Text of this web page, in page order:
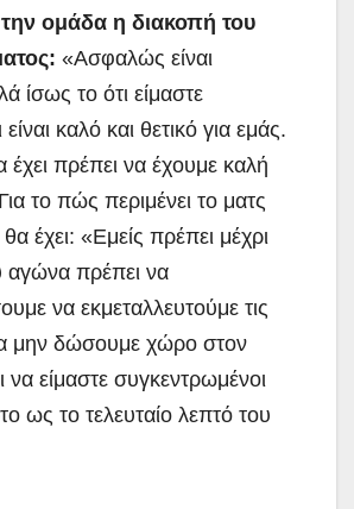
ομάδα η διακοπή του
«Ασφαλώς είναι
ίσως το ότι είμαστε
καλό και θετικό για εμάς.
πρέπει να έχουμε καλή
το πώς περιμένει το ματς
έχει: «Εμείς πρέπει μέχρι
αγώνα πρέπει να
να εκμεταλλευτούμε τις
μην δώσουμε χώρο στον
να είμαστε συγκεντρωμένοι
ως το τελευταίο λεπτό του